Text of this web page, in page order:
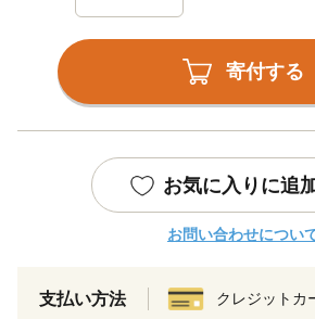
寄付する
お気に入りに追
お問い合わせについ
支払い方法 クレジットカ